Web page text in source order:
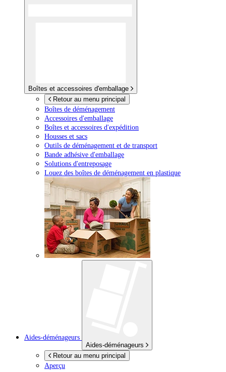
Boîtes et accessoires d'emballage
Retour au menu principal
Boîtes de déménagement
Accessoires d'emballage
Boîtes et accessoires d'expédition
Housses et sacs
Outils de déménagement et de transport
Bande adhésive d'emballage
Solutions d'entreposage
Louez des boîtes de déménagement en plastique
Aides-déménageurs
Aides-déménageurs
Retour au menu principal
Aperçu